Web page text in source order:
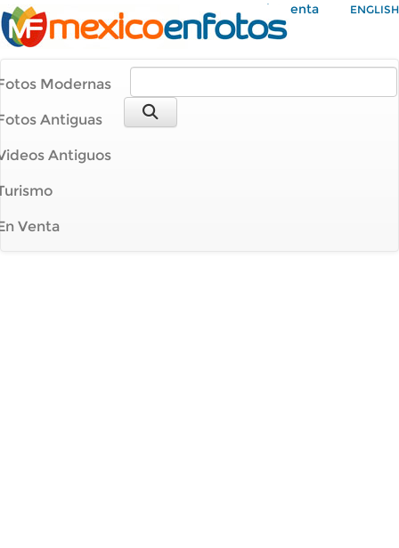
Mi Cuenta ENGLISH
Modernas
Antiguas
Antiguos
Venta